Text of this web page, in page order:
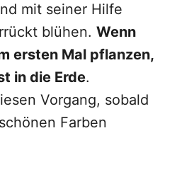
mit seiner Hilfe
blühen. Wenn
ersten Mal pflanzen,
in die Erde.
Vorgang, sobald
Farben